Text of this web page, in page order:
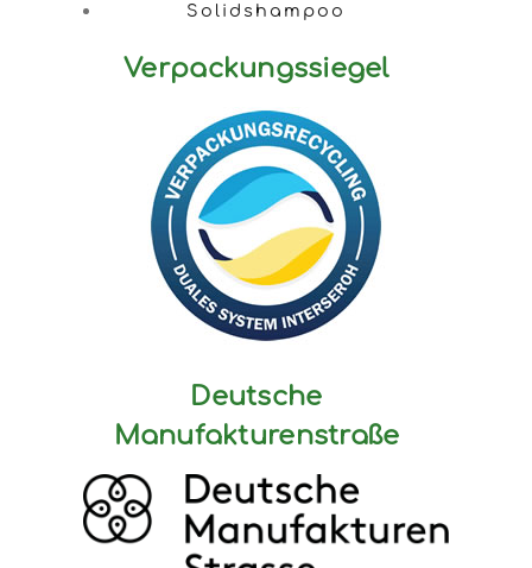
Solidshampoo
Verpackungssiegel
Deutsche
Manufakturenstraße